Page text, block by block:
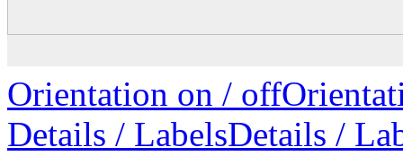
Orientation on / off
Details / LabelsDetails /